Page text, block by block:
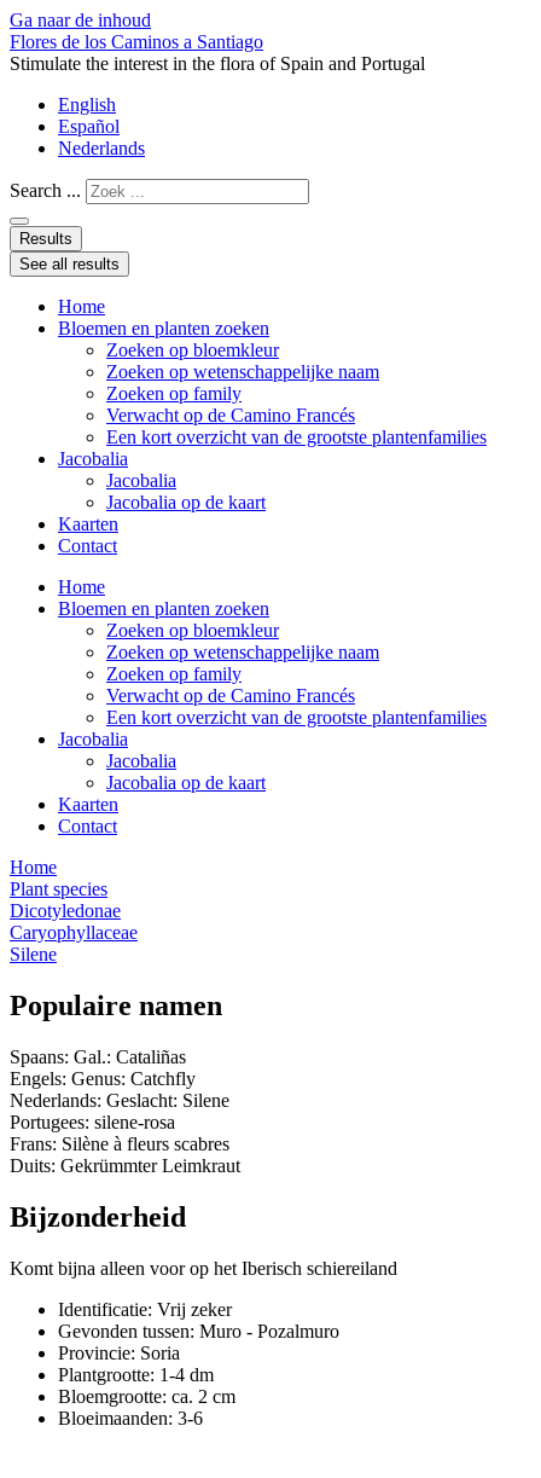
Ga naar de inhoud
Flores de los Caminos a Santiago
Stimulate the interest in the flora of Spain and Portugal
English
Español
Nederlands
Search ...
Results
See all results
Home
Bloemen en planten zoeken
Zoeken op bloemkleur
Zoeken op wetenschappelijke naam
Zoeken op family
Verwacht op de Camino Francés
Een kort overzicht van de grootste plantenfamilies
Jacobalia
Jacobalia
Jacobalia op de kaart
Kaarten
Contact
Home
Bloemen en planten zoeken
Zoeken op bloemkleur
Zoeken op wetenschappelijke naam
Zoeken op family
Verwacht op de Camino Francés
Een kort overzicht van de grootste plantenfamilies
Jacobalia
Jacobalia
Jacobalia op de kaart
Kaarten
Contact
Home
Plant species
Dicotyledonae
Caryophyllaceae
Silene
Populaire namen
Spaans: Gal.: Cataliñas
Engels: Genus: Catchfly
Nederlands: Geslacht: Silene
Portugees: silene-rosa
Frans: Silène à fleurs scabres
Duits: Gekrümmter Leimkraut
Bijzonderheid
Komt bijna alleen voor op het Iberisch schiereiland
Identificatie: Vrij zeker
Gevonden tussen: Muro - Pozalmuro
Provincie: Soria
Plantgrootte: 1-4 dm
Bloemgrootte: ca. 2 cm
Bloeimaanden: 3-6